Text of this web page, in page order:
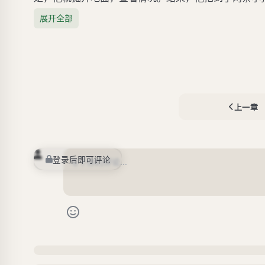
展开全部
上一章
登录后即可评论